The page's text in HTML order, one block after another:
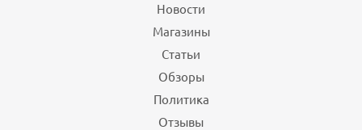
Новости
Магазины
Статьи
Обзоры
Политика
Отзывы